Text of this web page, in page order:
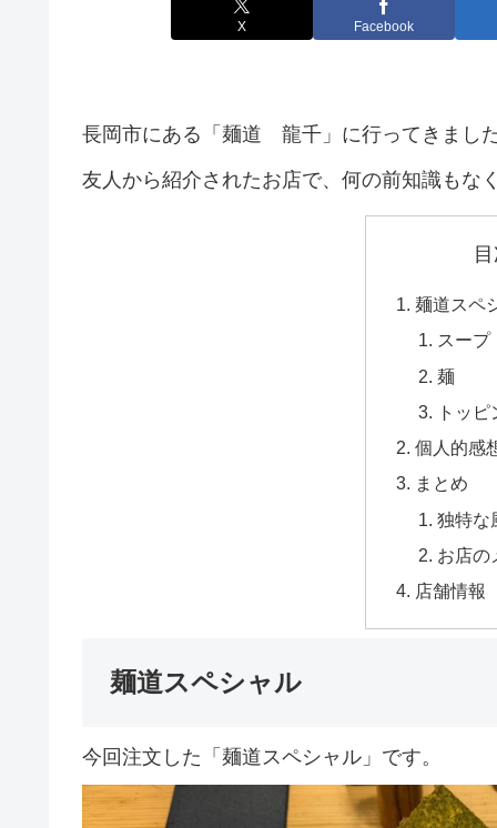
X Facebook
長岡市にある「麺道 龍千」に行ってきまし
友人から紹介されたお店で、何の前知識もな
麺道スペ
スープ
麺
トッピ
個人的感
まとめ
独特な
お店の
店舗情報
麺道スペシャル
今回注文した「麺道スペシャル」です。